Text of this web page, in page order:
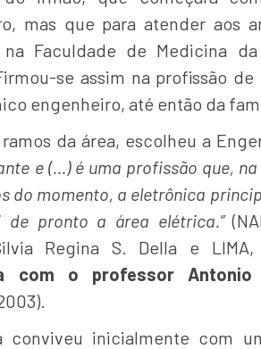
mas que para atender aos
Faculdade de Medicina
se assim na profissão
engenheiro, até então da
da área, escolheu a
e (…) é uma profissão que,
do momento, a eletrônica
de pronto a área elétrica.”
Regina S. Della e
com o professor Antonio
conviveu inicialmente com